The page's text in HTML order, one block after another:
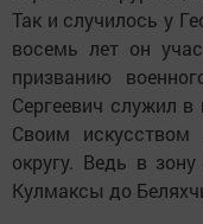
Так и случилось у
восемь лет он
призванию
Сергеевич служил
Своим
округу. Ведь в
Кулмаксы до